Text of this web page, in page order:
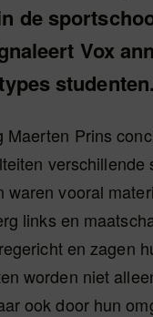
de
Vox
studenten.
Maerten Prins
waren vooral
links en
en zagen
worden niet
ook door hun